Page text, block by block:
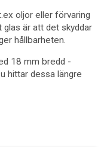
oljor eller förvaring
glas är att det skyddar
hållbarheten.
18 mm bredd -
hittar dessa längre